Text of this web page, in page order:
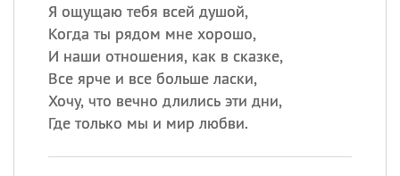
Я ощущаю тебя всей душой,
Когда ты рядом мне хорошо,
И наши отношения, как в сказке,
Все ярче и все больше ласки,
Хочу, что вечно длились эти дни,
Где только мы и мир любви.